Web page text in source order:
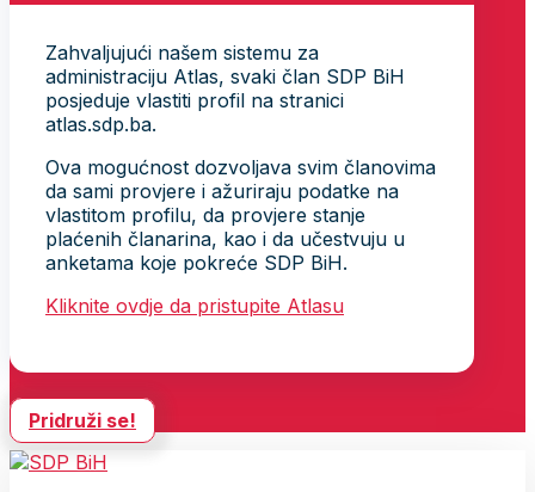
Zahvaljujući našem sistemu za
administraciju Atlas, svaki član SDP BiH
posjeduje vlastiti profil na stranici
atlas.sdp.ba.
Ova mogućnost dozvoljava svim članovima
da sami provjere i ažuriraju podatke na
vlastitom profilu, da provjere stanje
plaćenih članarina, kao i da učestvuju u
anketama koje pokreće SDP BiH.
Kliknite ovdje da pristupite Atlasu
Pridruži se!